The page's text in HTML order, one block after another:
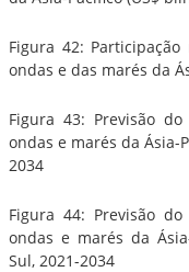
Figura 42:
ondas e das marés da
Figura 43: Previsão
ondas e marés da Ásia-
2034
Figura 44: Previsão
ondas e marés da
Sul, 2021-2034